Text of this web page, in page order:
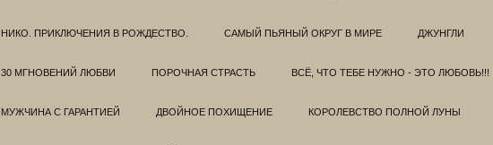
НИКО. ПРИКЛЮЧЕНИЯ В РОЖДЕСТВО. САМЫЙ ПЬЯНЫЙ ОКРУГ В МИРЕ ДЖУНГЛИ
30 МГНОВЕНИЙ ЛЮБВИ ПОРОЧНАЯ СТРАСТЬ ВСЁ, ЧТО ТЕБЕ НУЖНО - ЭТО ЛЮБОВЬ!!!
МУЖЧИНА С ГАРАНТИЕЙ ДВОЙНОЕ ПОХИЩЕНИЕ КОРОЛЕВСТВО ПОЛНОЙ ЛУНЫ